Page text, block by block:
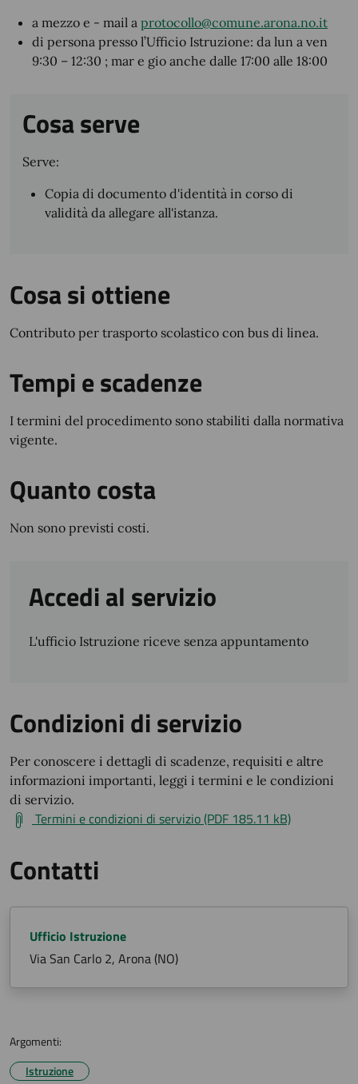
a mezzo e - mail a protocollo@comune.arona.no.it
di persona presso l’Ufficio Istruzione: da lun a ven
9:30 – 12:30 ; mar e gio anche dalle 17:00 alle 18:00
Cosa serve
Serve:
Copia di documento d'identità in corso di
validità da allegare all'istanza.
Cosa si ottiene
Contributo per trasporto scolastico con bus di linea.
Tempi e scadenze
I termini del procedimento sono stabiliti dalla normativa
vigente.
Quanto costa
Non sono previsti costi.
Accedi al servizio
L'ufficio Istruzione riceve senza appuntamento
Condizioni di servizio
Per conoscere i dettagli di scadenze, requisiti e altre
informazioni importanti, leggi i termini e le condizioni
di servizio.
Termini e condizioni di servizio (PDF 185.11 kB)
Contatti
Ufficio Istruzione
Via San Carlo 2, Arona (NO)
Argomenti:
Istruzione